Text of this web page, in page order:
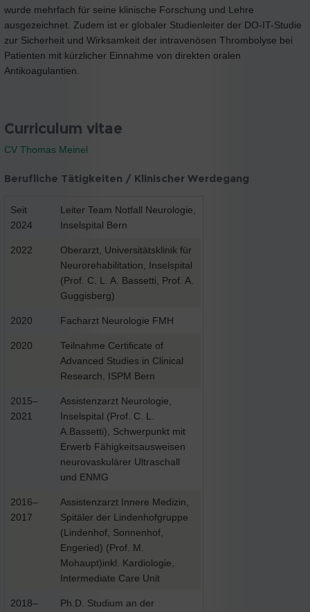
wurde mehrfach für seine klinische Forschung und Lehre
ausgezeichnet. Zudem ist er globaler Studienleiter der DO-IT-Studie
zur Sicherheit und Wirksamkeit der intravenösen Thrombolyse bei
Patienten mit kürzlicher Einnahme von direkten oralen
Antikoagulantien.
Curriculum vitae
CV Thomas Meinel
Berufliche Tätigkeiten / Klinischer Werdegang
Seit
2024
Leiter Team Notfall Neurologie,
Inselspital Bern
2022
Oberarzt, Universitätsklinik für
Neurorehabilitation, Inselspital
(Prof. C. L. A. Bassetti, Prof. A.
Guggisberg)
2020 Facharzt Neurologie FMH
2020
Teilnahme Certificate of
Advanced Studies in Clinical
Research, ISPM Bern
2015–
2021
Assistenzarzt Neurologie,
Inselspital (Prof. C. L.
A.Bassetti), Schwerpunkt mit
Erwerb Fähigkeitsausweisen
neurovaskulärer Ultraschall
und ENMG
2016–
2017
Assistenzarzt Innere Medizin,
Spitäler der Lindenhofgruppe
(Lindenhof, Sonnenhof,
Engeried) (Prof. M.
Mohaupt)inkl. Kardiologie,
Intermediate Care Unit
2018– Ph.D. Studium an der